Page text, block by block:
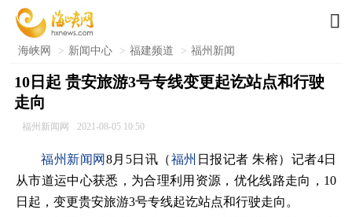

海峡网 > 新闻中心 > 福建频道 > 福州新闻
10日起 贵安旅游3号专线变更起讫站点和行驶
走向
福州新闻网 2021-08-05 10:50
福州新闻网 8月5日讯（福州 日报记者 朱榕）记者4日
从市道运中心获悉，为合理利用资源，优化线路走向，10
日起，变更贵安旅游3号专线起讫站点和行驶走向。